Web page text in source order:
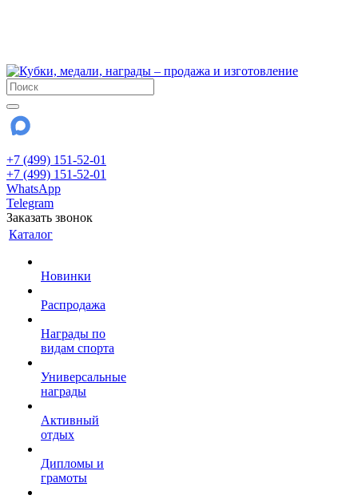
+7 (499) 151-52-01
+7 (499) 151-52-01
WhatsApp
Telegram
Заказать звонок
Каталог
Новинки
Распродажа
Награды по
видам спорта
Универсальные
награды
Активный
отдых
Дипломы и
грамоты